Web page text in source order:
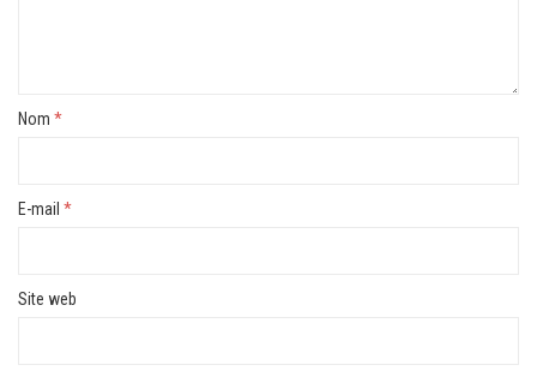
Nom *
E-mail *
Site web